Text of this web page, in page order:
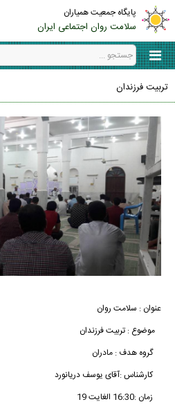
پایگاه جمعیت همیاران
سلامت روان اجتماعی ایران
تربیت فرزندان
عنوان : سلامت روان
موضوع : تربیت فرزندان
گروه هدف : مادران
کارشناس :آقای یوسف دریانورد
زمان :16:30 الغایت 19